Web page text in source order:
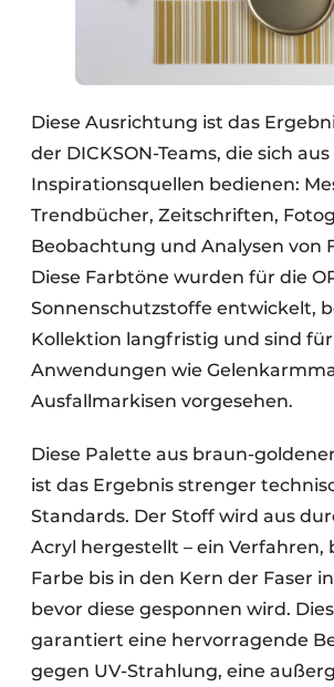
Diese Ausrichtung ist das
der DICKSON-Teams, die sich
Inspirationsquellen bedienen:
Trendbücher, Zeitschriften,
Beobachtung und Analysen von
Diese Farbtöne wurden für die
Sonnenschutzstoffe entwickelt,
Kollektion langfristig und sind
Anwendungen wie
Ausfallmarkisen vorgesehen.
Diese Palette aus braun-
ist das Ergebnis strenger
Standards. Der Stoff wird aus
Acryl hergestellt – ein Verfahren,
Farbe bis in den Kern der Faser
bevor diese gesponnen wird.
garantiert eine hervorragende
gegen UV-Strahlung, eine